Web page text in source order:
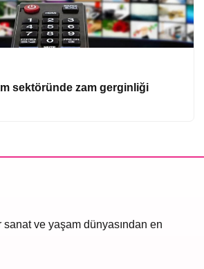
sektöründe zam gerginliği
ve yaşam dünyasından en